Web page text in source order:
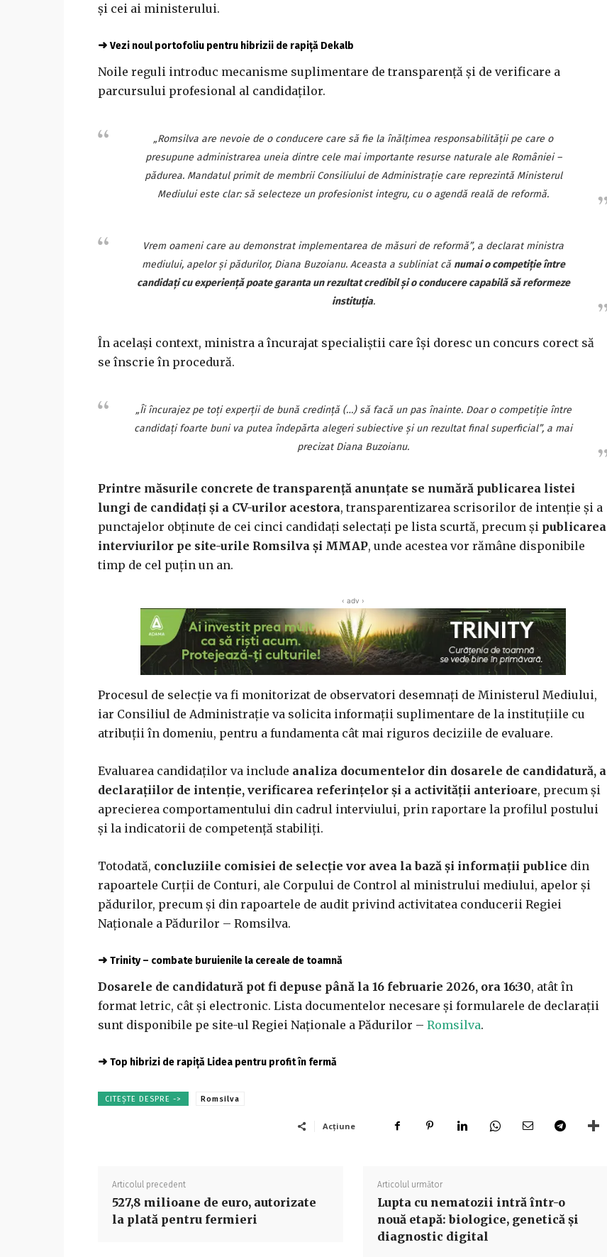
și cei ai ministerului.
➜ Vezi noul portofoliu pentru hibrizii de rapiță Dekalb
Noile reguli introduc mecanisme suplimentare de transparență și de verificare a
parcursului profesional al candidaților.
„Romsilva are nevoie de o conducere care să fie la înălțimea responsabilității pe care o
presupune administrarea uneia dintre cele mai importante resurse naturale ale României –
pădurea. Mandatul primit de membrii Consiliului de Administrație care reprezintă Ministerul
Mediului este clar: să selecteze un profesionist integru, cu o agendă reală de reformă.
Vrem oameni care au demonstrat implementarea de măsuri de reformă”, a declarat ministra
mediului, apelor și pădurilor, Diana Buzoianu. Aceasta a subliniat că numai o competiție între
candidați cu experiență poate garanta un rezultat credibil și o conducere capabilă să reformeze
instituția.
În același context, ministra a încurajat specialiștii care își doresc un concurs corect să
se înscrie în procedură.
„Îi încurajez pe toți experții de bună credință (…) să facă un pas înainte. Doar o competiție între
candidați foarte buni va putea îndepărta alegeri subiective și un rezultat final superficial”, a mai
precizat Diana Buzoianu.
Printre măsurile concrete de transparență anunțate se numără publicarea listei
lungi de candidați și a CV-urilor acestora, transparentizarea scrisorilor de intenție și a
punctajelor obținute de cei cinci candidați selectați pe lista scurtă, precum și publicarea
interviurilor pe site-urile Romsilva și MMAP, unde acestea vor rămâne disponibile
timp de cel puțin un an.
‹ adv ›
Procesul de selecție va fi monitorizat de observatori desemnați de Ministerul Mediului,
iar Consiliul de Administrație va solicita informații suplimentare de la instituțiile cu
atribuții în domeniu, pentru a fundamenta cât mai riguros deciziile de evaluare.
Evaluarea candidaților va include analiza documentelor din dosarele de candidatură, a
declarațiilor de intenție, verificarea referințelor și a activității anterioare, precum și
aprecierea comportamentului din cadrul interviului, prin raportare la profilul postului
și la indicatorii de competență stabiliți.
Totodată, concluziile comisiei de selecție vor avea la bază și informații publice din
rapoartele Curții de Conturi, ale Corpului de Control al ministrului mediului, apelor și
pădurilor, precum și din rapoartele de audit privind activitatea conducerii Regiei
Naționale a Pădurilor – Romsilva.
➜ Trinity – combate buruienile la cereale de toamnă
Dosarele de candidatură pot fi depuse până la 16 februarie 2026, ora 16:30, atât în
format letric, cât și electronic. Lista documentelor necesare și formularele de declarații
sunt disponibile pe site-ul Regiei Naționale a Pădurilor – Romsilva.
➜ Top hibrizi de rapiță Lidea pentru profit în fermă
CITEȘTE DESPRE -> Romsilva
Acțiune
Articolul precedent
527,8 milioane de euro, autorizate
la plată pentru fermieri
Articolul următor
Lupta cu nematozii intră într-o
nouă etapă: biologice, genetică și
diagnostic digital